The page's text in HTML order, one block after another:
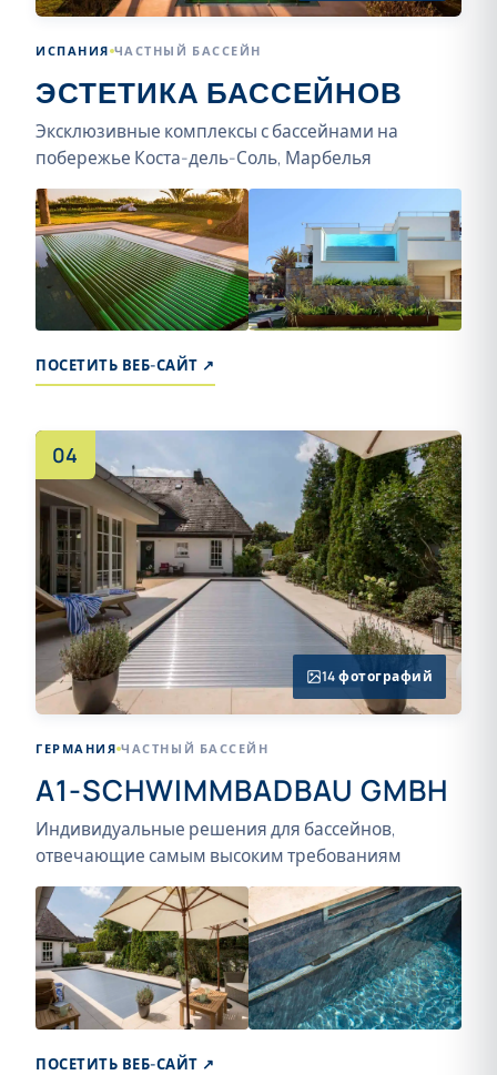
ИСПАНИЯ ЧАСТНЫЙ БАССЕЙН
ЭСТЕТИКА БАССЕЙНОВ
Эксклюзивные комплексы с бассейнами на
побережье Коста-дель-Соль, Марбелья
ПОСЕТИТЬ ВЕБ-САЙТ ↗
04
14 фотографий
ГЕРМАНИЯ ЧАСТНЫЙ БАССЕЙН
A1-SCHWIMMBADBAU GMBH
Индивидуальные решения для бассейнов,
отвечающие самым высоким требованиям
ПОСЕТИТЬ ВЕБ-САЙТ ↗